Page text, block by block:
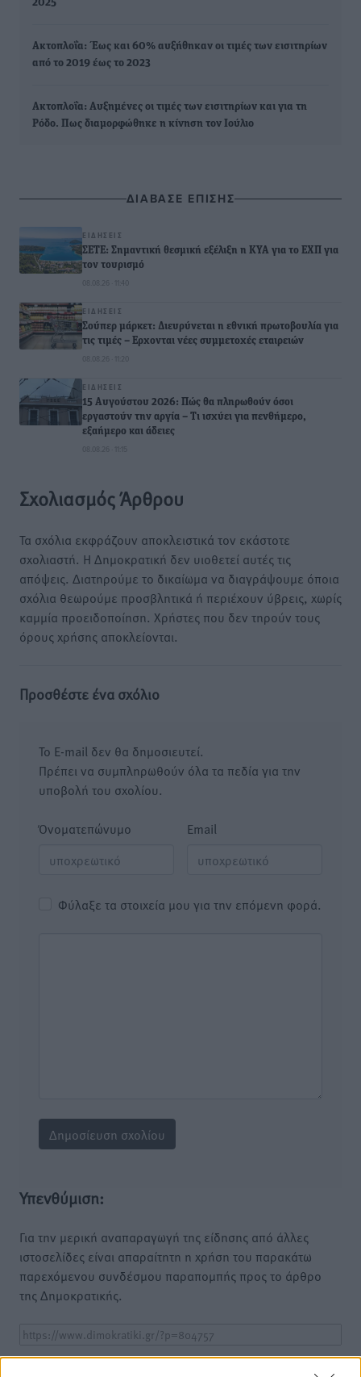
2025
Ακτοπλοΐα: Έως και 60% αυξήθηκαν οι τιμές των εισιτηρίων
από το 2019 έως το 2023
Ακτοπλοΐα: Αυξημένες οι τιμές των εισιτηρίων και για τη
Ρόδο. Πως διαμορφώθηκε η κίνηση τον Ιούλιο
ΔΙΑΒΑΣΕ ΕΠΙΣΗΣ
ΕΙΔΉΣΕΙΣ
ΣΕΤΕ: Σημαντική θεσμική εξέλιξη η ΚΥΑ για το ΕΧΠ για
τον τουρισμό
08.08.26 · 11:40
ΕΙΔΉΣΕΙΣ
Σούπερ μάρκετ: Διευρύνεται η εθνική πρωτοβουλία για
τις τιμές – Eρχονται νέες συμμετοχές εταιρειών
08.08.26 · 11:20
ΕΙΔΉΣΕΙΣ
15 Αυγούστου 2026: Πώς θα πληρωθούν όσοι
εργαστούν την αργία – Τι ισχύει για πενθήμερο,
εξαήμερο και άδειες
08.08.26 · 11:15
Σχολιασμός Άρθρου
Τα σχόλια εκφράζουν αποκλειστικά τον εκάστοτε
σχολιαστή. Η Δημοκρατική δεν υιοθετεί αυτές τις
απόψεις. Διατηρούμε το δικαίωμα να διαγράψουμε όποια
σχόλια θεωρούμε προσβλητικά ή περιέχουν ύβρεις, χωρίς
καμμία προειδοποίηση. Χρήστες που δεν τηρούν τους
όρους χρήσης αποκλείονται.
Προσθέστε ένα σχόλιο
Το E-mail δεν θα δημοσιευτεί.
Πρέπει να συμπληρωθούν όλα τα πεδία για την
υποβολή του σχολίου.
Όνοματεπώνυμο Email
Φύλαξε τα στοιχεία μου για την επόμενη φορά.
Υπενθύμιση:
Για την μερική αναπαραγωγή της είδησης από άλλες
ιστοσελίδες είναι απαραίτητη η χρήση του παρακάτω
παρεχόμενου συνδέσμου παραπομπής προς το άρθρο
της Δημοκρατικής.